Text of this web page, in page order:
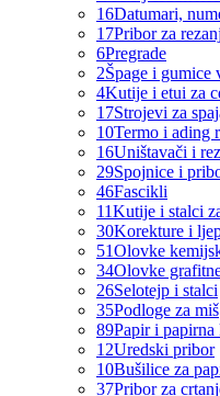
16Datumari,
17Pribor za
6Pregrade
2Špage i gumice
4Kutije i etui za
17Strojevi za
10Termo i ading
16Uništavači i
29Spojnice i
46Fascikli
11Kutije i stalci
30Korekture i
51Olovke
34Olovke
26Selotejp i stalci
35Podloge za miš
89Papir i
12Uredski pribor
10Bušilice za
37Pribor za